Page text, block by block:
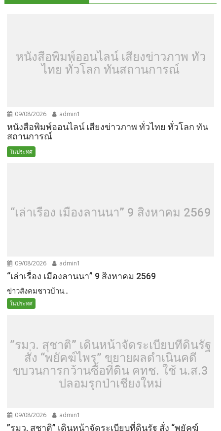
หนังสือพิมพ์ออนไลน์ เสียงข่าวภาพ ทั่ว
ไทย ทั่วโลก ทันสถานการณ์
09/08/2026 admin1
หนังสือพิมพ์ออนไลน์ เสียงข่าวภาพ ทั่วไทย ทั่วโลก ทัน
สถานการณ์
ในประทศ
“เล่าเรื่อง เมืองลานนา” 9 สิงหาคม 2569
09/08/2026 admin1
“เล่าเรื่อง เมืองลานนา” 9 สิงหาคม 2569
ข่าวสังคมชาวบ้าน...
ในประทศ
”รมว. สุชาติ” เดินหน้าจัดระเบียบที่ดินรัฐ
สั่ง “พยัคฆ์ไพร” ขยายผลดำเนินคดี
ขบวนการกว้านซื้อที่ดิน คทช. ใช้ น.ส.3
ปลอมรุกป่าเชียงใหม่
09/08/2026 admin1
”รมว. สุชาติ” เดินหน้าจัดระเบียบที่ดินรัฐ สั่ง “พยัคฆ์